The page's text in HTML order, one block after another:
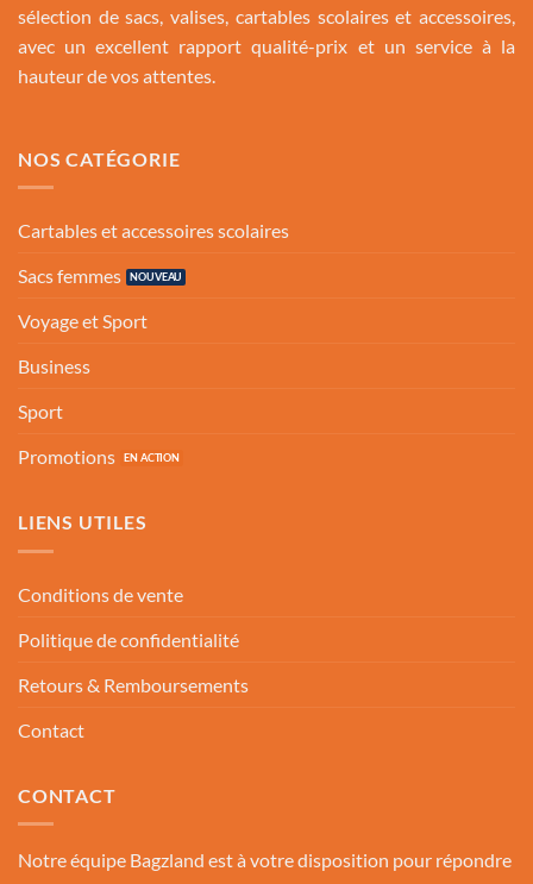
sélection de sacs, valises, cartables scolaires et accessoires,
avec un excellent rapport qualité-prix et un service à la
hauteur de vos attentes.
NOS CATÉGORIE
Cartables et accessoires scolaires
Sacs femmes
Voyage et Sport
Business
Sport
Promotions
LIENS UTILES
Conditions de vente
Politique de confidentialité
Retours & Remboursements
Contact
CONTACT
Notre équipe Bagzland est à votre disposition pour répondre